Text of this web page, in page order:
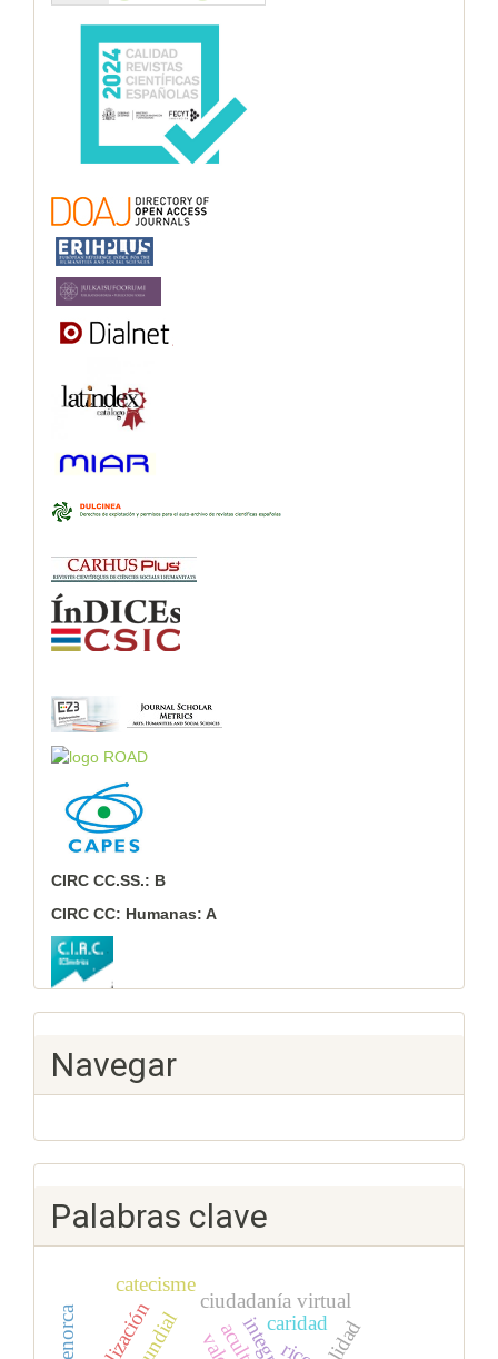
CIRC CC.SS.: B
CIRC CC: Humanas: A
Navegar
Palabras clave
ciudadanía virtual
caridad
catecisme